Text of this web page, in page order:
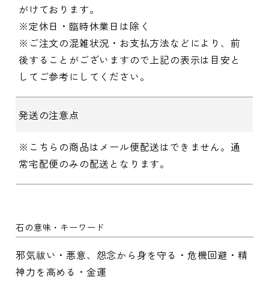
がけております。
※定休日・臨時休業日は除く
※ご注文の混雑状況・お支払方法などにより、前
後することがございますので上記の表示は目安と
してご参考にしてください。
発送の注意点
※こちらの商品はメール便配送はできません。通
常宅配便のみの配送となります。
石の意味・キーワード
邪気祓い・悪意、怨念から身を守る・危機回避・精
神力を高める・金運